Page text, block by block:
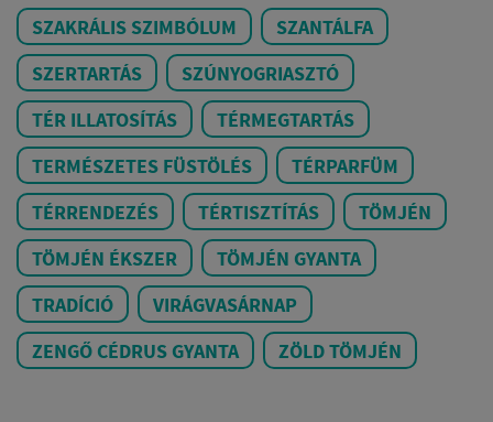
SZAKRÁLIS SZIMBÓLUM
SZANTÁLFA
SZERTARTÁS
SZÚNYOGRIASZTÓ
TÉR ILLATOSÍTÁS
TÉRMEGTARTÁS
TERMÉSZETES FÜSTÖLÉS
TÉRPARFÜM
TÉRRENDEZÉS
TÉRTISZTÍTÁS
TÖMJÉN
TÖMJÉN ÉKSZER
TÖMJÉN GYANTA
TRADÍCIÓ
VIRÁGVASÁRNAP
ZENGŐ CÉDRUS GYANTA
ZÖLD TÖMJÉN